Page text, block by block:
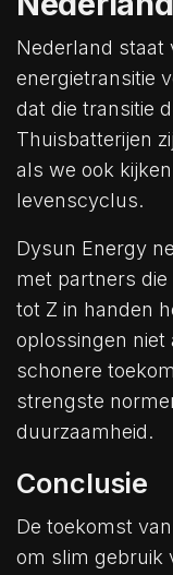
Nederland staat
energietransitie
dat die transitie
Thuisbatterijen
als we ook
levenscyclus.
Dysun Energy
met partners
tot Z in handen
oplossingen niet
schonere
strengste
duurzaamheid.
Conclusie
De toekomst
om slim gebruik